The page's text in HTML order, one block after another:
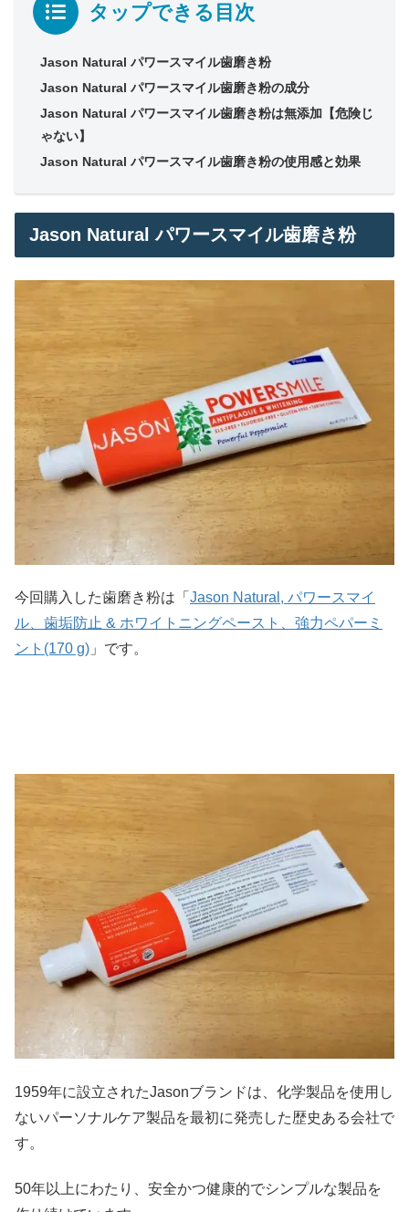
タップできる目次
Jason Natural パワースマイル歯磨き粉
Jason Natural パワースマイル歯磨き粉の成分
Jason Natural パワースマイル歯磨き粉は無添加【危険じ
ゃない】
Jason Natural パワースマイル歯磨き粉の使用感と効果
Jason Natural パワースマイル歯磨き粉
今回購入した歯磨き粉は「 Jason Natural, パワースマイ
ル、歯垢防止 & ホワイトニングペースト、強力ペパーミ
ント(170 g) 」です。
1959年に設立されたJasonブランドは、化学製品を使用し
ないパーソナルケア製品を最初に発売した歴史ある会社で
す。
50年以上にわたり、安全かつ健康的でシンプルな製品を